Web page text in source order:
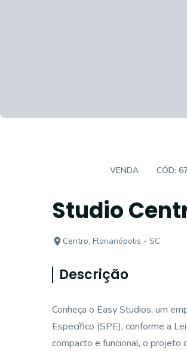
VENDA CÓD:
Studio
Centro, Florianópolis - SC
Descrição
Conheça o Easy Studios, um
Específico (SPE), conforme a
compacto e funcional, o projeto